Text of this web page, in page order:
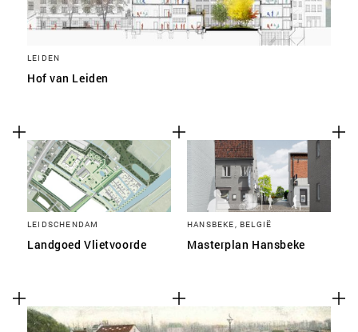
LEIDEN
Hof van Leiden
LEIDSCHENDAM
Landgoed Vlietvoorde
HANSBEKE, BELGIË
Masterplan Hansbeke